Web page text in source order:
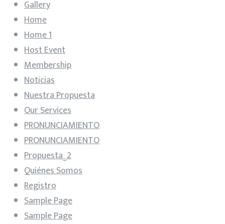
Gallery
Home
Home 1
Host Event
Membership
Noticias
Nuestra Propuesta
Our Services
PRONUNCIAMIENTO
PRONUNCIAMIENTO
Propuesta_2
Quiénes Somos
Registro
Sample Page
Sample Page